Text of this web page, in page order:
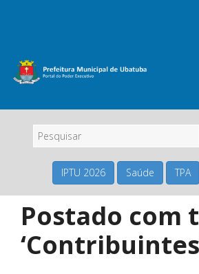
IPTU 2026 Saúde TPA
Postado com